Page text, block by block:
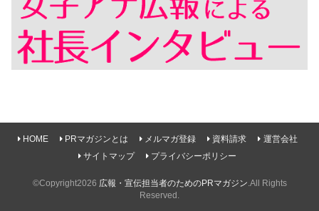
HOME PRマガジンとは メルマガ登録 資料請求
運営会社
サイトマップ
プライバシーポリシー
©Copyright2026 広報・宣伝担当者のためのPRマガジン .All Rights
Reserved.